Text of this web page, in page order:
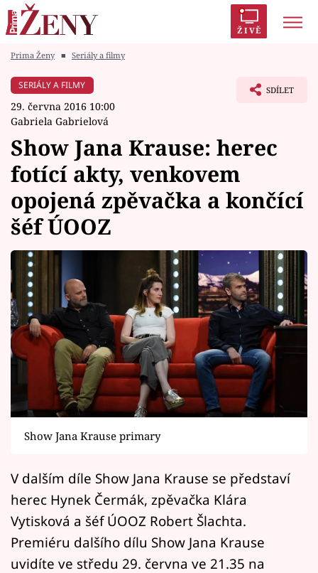
ŽIVĚ
Módní alarm
Témata
Celebrity
Vztahy
Seriály
Horoskopy
Sledujte prima+
Filmový festival Karlovy Vary
Přihlášení
Sledujte nás
Prima Ženy ■ Seriály a filmy
SERIÁLY A FILMY
29. června 2016 10:00
Gabriela Gabrielová
SDÍLET
Show Jana Krause: herec
fotící akty, venkovem
opojená zpěvačka a končící
šéf ÚOOZ
Show Jana Krause primary
V dalším díle Show Jana Krause se představí
herec Hynek Čermák, zpěvačka Klára
Vytisková a šéf ÚOOZ Robert Šlachta.
Premiéru dalšího dílu Show Jana Krause
uvidíte ve středu 29. června ve 21.35 na